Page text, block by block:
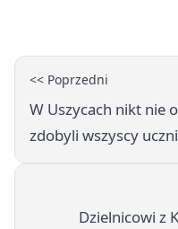
<< Poprzedni
W Uszycach nikt nie
zdobyli wszyscy
Dzielnicowi z